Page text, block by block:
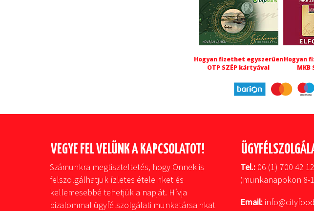
Hogyan fizethet egyszerűen
OTP SZÉP kártyával
Hogyan
MKB
VEGYE FEL VELÜNK A KAPCSOLATOT!
Számunkra megtiszteltetés, hogy Önnek is
felszolgálhatjuk ízletes ételeinket és
kellemesebbé tehetjük a napját. Hívja
bizalommal ügyfélszolgálati munkatársainkat
Tel.: 06 (1) 700 42
(munkanapokon 8-
Email: